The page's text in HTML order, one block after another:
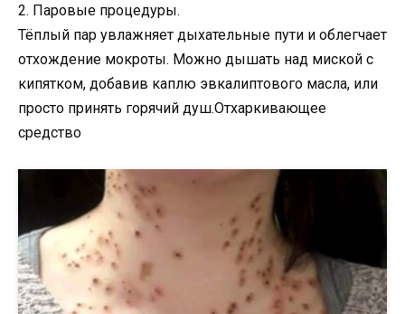
2. Паровые процедуры.
Тёплый пар увлажняет дыхательные пути и облегчает
отхождение мокроты. Можно дышать над миской с
кипятком, добавив каплю эвкалиптового масла, или
просто принять горячий душ.Отхаркивающее
средство